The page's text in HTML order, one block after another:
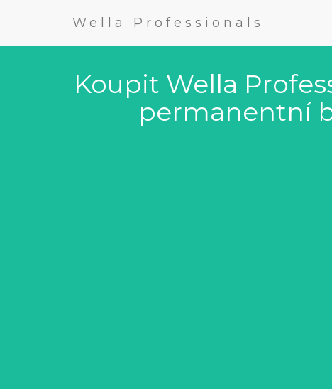
Wella Professionals
Koupit Wella
permanentní